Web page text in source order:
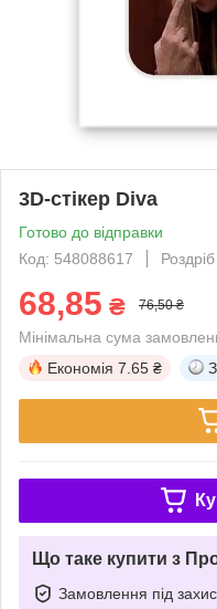
3D-стікер Diva
Готово до відправки
Код: 548088617
Роздріб
68,85 ₴ 76,50 ₴
Мінімальна сума
Економія 7.65 ₴
Що таке купити з
Замовлення під